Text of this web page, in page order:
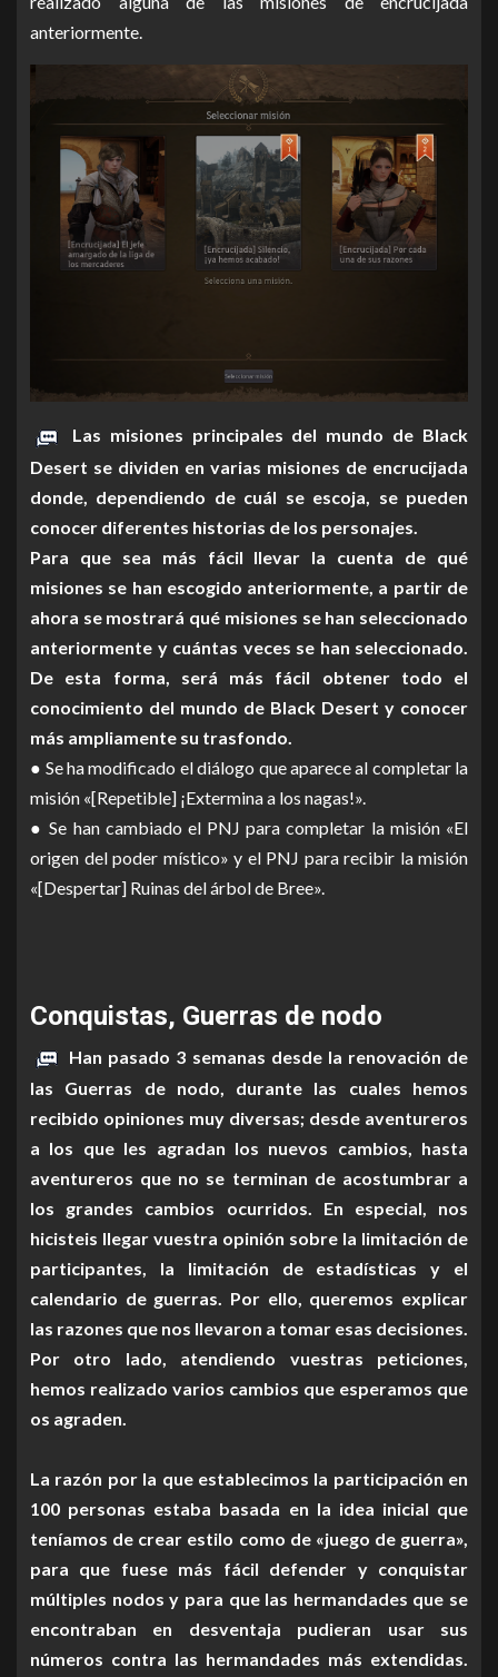
anteriormente.
Las misiones principales del mundo de Black
Desert se dividen en varias misiones de encrucijada
donde, dependiendo de cuál se escoja, se pueden
conocer diferentes historias de los personajes.
Para que sea más fácil llevar la cuenta de qué
misiones se han escogido anteriormente, a partir de
ahora se mostrará qué misiones se han seleccionado
anteriormente y cuántas veces se han seleccionado.
De esta forma, será más fácil obtener todo el
conocimiento del mundo de Black Desert y conocer
más ampliamente su trasfondo.
● Se ha modificado el diálogo que aparece al completar la
misión «[Repetible] ¡Extermina a los nagas!».
● Se han cambiado el PNJ para completar la misión «El
origen del poder místico» y el PNJ para recibir la misión
«[Despertar] Ruinas del árbol de Bree».
Conquistas, Guerras de nodo
Han pasado 3 semanas desde la renovación de
las Guerras de nodo, durante las cuales hemos
recibido opiniones muy diversas; desde aventureros
a los que les agradan los nuevos cambios, hasta
aventureros que no se terminan de acostumbrar a
los grandes cambios ocurridos. En especial, nos
hicisteis llegar vuestra opinión sobre la limitación de
participantes, la limitación de estadísticas y el
calendario de guerras. Por ello, queremos explicar
las razones que nos llevaron a tomar esas decisiones.
Por otro lado, atendiendo vuestras peticiones,
hemos realizado varios cambios que esperamos que
os agraden.
La razón por la que establecimos la participación en
100 personas estaba basada en la idea inicial que
teníamos de crear estilo como de «juego de guerra»,
para que fuese más fácil defender y conquistar
múltiples nodos y para que las hermandades que se
encontraban en desventaja pudieran usar sus
números contra las hermandades más extendidas.